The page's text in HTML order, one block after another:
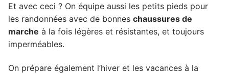
Et avec ceci ? On équipe aussi les petits pieds pour
les randonnées avec de bonnes chaussures de
marche à la fois légères et résistantes, et toujours
imperméables.
On prépare également l’hiver et les vacances à la